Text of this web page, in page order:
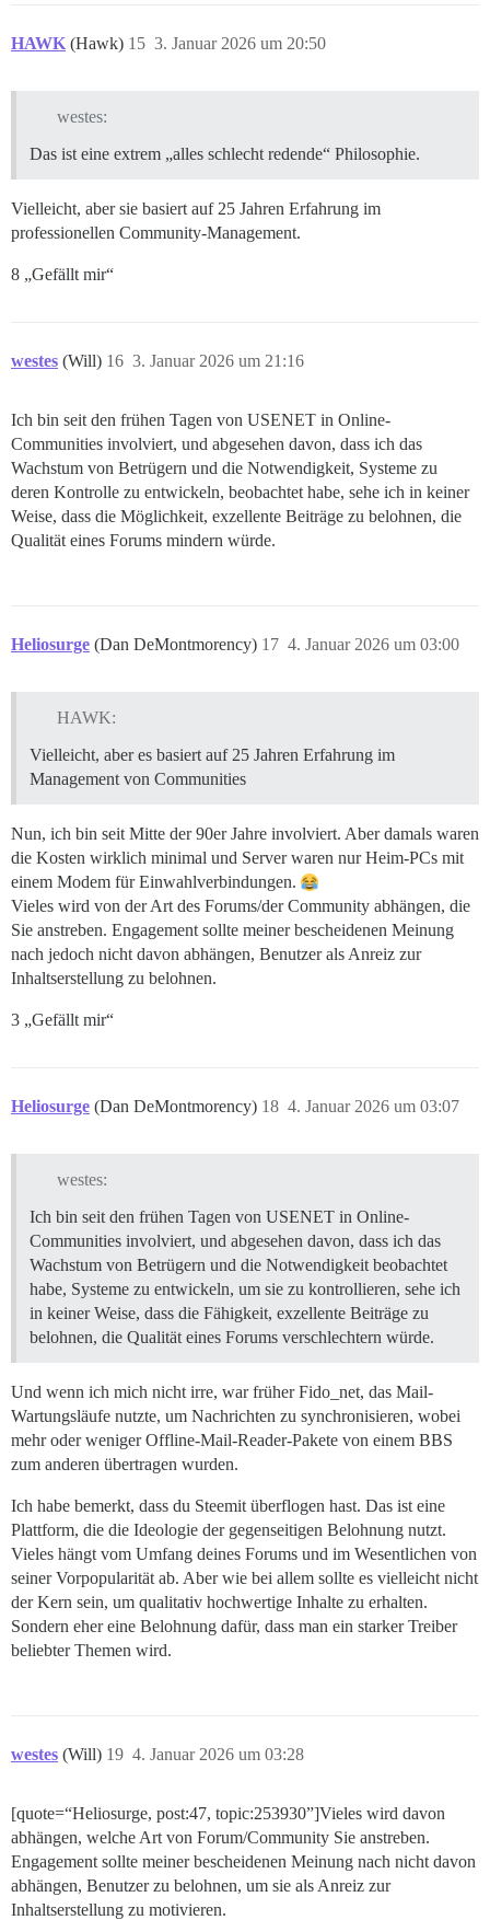
HAWK (Hawk) 3. Januar 2026 um 20:50
15
westes:
Das ist eine extrem „alles schlecht redende“ Philosophie.
Vielleicht, aber sie basiert auf 25 Jahren Erfahrung im
professionellen Community-Management.
8 „Gefällt mir“
westes (Will) 3. Januar 2026 um 21:16
16
Ich bin seit den frühen Tagen von USENET in Online-
Communities involviert, und abgesehen davon, dass ich das
Wachstum von Betrügern und die Notwendigkeit, Systeme zu
deren Kontrolle zu entwickeln, beobachtet habe, sehe ich in keiner
Weise, dass die Möglichkeit, exzellente Beiträge zu belohnen, die
Qualität eines Forums mindern würde.
Heliosurge (Dan DeMontmorency) 4. Januar 2026 um 03:00
17
HAWK:
Vielleicht, aber es basiert auf 25 Jahren Erfahrung im
Management von Communities
Nun, ich bin seit Mitte der 90er Jahre involviert. Aber damals waren
die Kosten wirklich minimal und Server waren nur Heim-PCs mit
einem Modem für Einwahlverbindungen.
Vieles wird von der Art des Forums/der Community abhängen, die
Sie anstreben. Engagement sollte meiner bescheidenen Meinung
nach jedoch nicht davon abhängen, Benutzer als Anreiz zur
Inhaltserstellung zu belohnen.
3 „Gefällt mir“
Heliosurge (Dan DeMontmorency) 4. Januar 2026 um 03:07
18
westes:
Ich bin seit den frühen Tagen von USENET in Online-
Communities involviert, und abgesehen davon, dass ich das
Wachstum von Betrügern und die Notwendigkeit beobachtet
habe, Systeme zu entwickeln, um sie zu kontrollieren, sehe ich
in keiner Weise, dass die Fähigkeit, exzellente Beiträge zu
belohnen, die Qualität eines Forums verschlechtern würde.
Und wenn ich mich nicht irre, war früher Fido_net, das Mail-
Wartungsläufe nutzte, um Nachrichten zu synchronisieren, wobei
mehr oder weniger Offline-Mail-Reader-Pakete von einem BBS
zum anderen übertragen wurden.
Ich habe bemerkt, dass du Steemit überflogen hast. Das ist eine
Plattform, die die Ideologie der gegenseitigen Belohnung nutzt.
Vieles hängt vom Umfang deines Forums und im Wesentlichen von
seiner Vorpopularität ab. Aber wie bei allem sollte es vielleicht nicht
der Kern sein, um qualitativ hochwertige Inhalte zu erhalten.
Sondern eher eine Belohnung dafür, dass man ein starker Treiber
beliebter Themen wird.
westes (Will) 4. Januar 2026 um 03:28
19
[quote=“Heliosurge, post:47, topic:253930”]Vieles wird davon
abhängen, welche Art von Forum/Community Sie anstreben.
Engagement sollte meiner bescheidenen Meinung nach nicht davon
abhängen, Benutzer zu belohnen, um sie als Anreiz zur
Inhaltserstellung zu motivieren.